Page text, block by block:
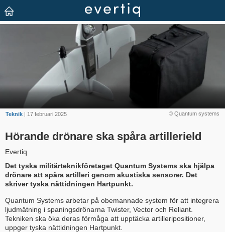
© Quantum systems
Teknik | 17 februari 2025
Hörande drönare ska spåra artillerield
Evertiq
Det tyska militärteknikföretaget Quantum Systems ska hjälpa
drönare att spåra artilleri genom akustiska sensorer. Det
skriver tyska nättidningen Hartpunkt.
Quantum Systems arbetar på obemannade system för att integrera
ljudmätning i spaningsdrönarna Twister, Vector och Reliant.
Tekniken ska öka deras förmåga att upptäcka artilleripositioner,
uppger tyska nättidningen Hartpunkt.